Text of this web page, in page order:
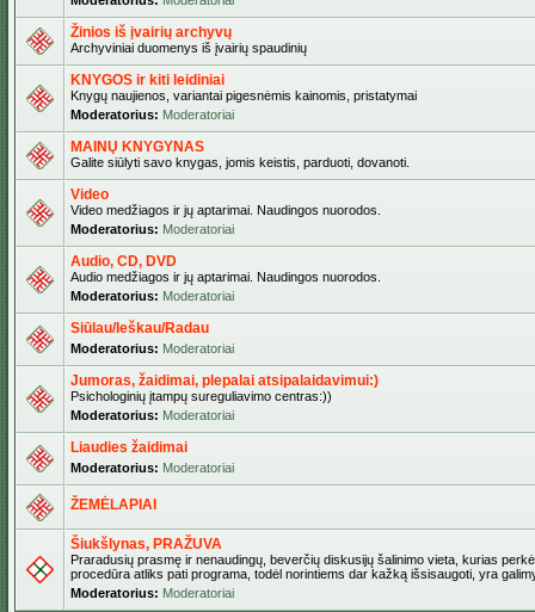
Žinios iš įvairių archyvų
Archyviniai duomenys iš įvairių spaudinių
KNYGOS ir kiti leidiniai
Knygų naujienos, variantai pigesnėmis kainomis, pristatymai
Moderatorius: Moderatoriai
MAINŲ KNYGYNAS
Galite siūlyti savo knygas, jomis keistis, parduoti, dovanoti.
Video
Video medžiagos ir jų aptarimai. Naudingos nuorodos.
Moderatorius: Moderatoriai
Audio, CD, DVD
Audio medžiagos ir jų aptarimai. Naudingos nuorodos.
Moderatorius: Moderatoriai
Siūlau/Ieškau/Radau
Moderatorius: Moderatoriai
Jumoras, žaidimai, plepalai atsipalaidavimui:)
Psichologinių įtampų sureguliavimo centras:))
Moderatorius: Moderatoriai
Liaudies žaidimai
Moderatorius: Moderatoriai
ŽEMĖLAPIAI
Šiukšlynas, PRAŽUVA
Praradusių prasmę ir nenaudingų, beverčių diskusijų šalinimo vieta, kurias
procedūra atliks pati programa, todėl norintiems dar kažką išsisaugoti, yra
Moderatorius: Moderatoriai